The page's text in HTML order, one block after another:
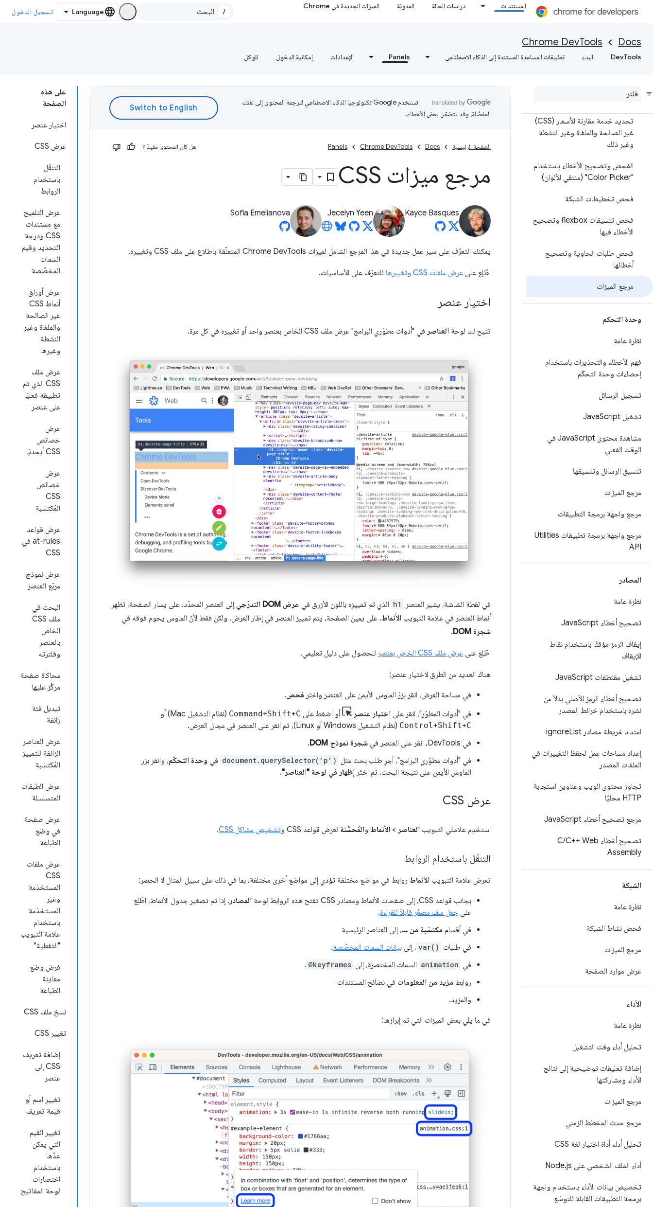
المستندات دراسات الحالة المدونة الميزات الجديدة في Chrome
/ تسجيل الدخول
Docs
Chrome DevTools
DevTools البدء تطبيقات المساعدة المستندة إلى الذكاء الاصطناعي Panels الإعدادات إمكانية الدخول للوكل
العناصر
نظرة عامة
نموذج كائن المستند (DOM)
عرض CSS وتغييره
تحديد خدمة مقارنة الأسعار (CSS)
غير الصالحة والملغاة وغير النشطة
وغير ذلك
الفحص وتصحيح الأخطاء باستخدام
"Color Picker" (منتقي الألوان)
فحص تخطيطات الشبكة
فحص تنسيقات flexbox وتصحيح
الأخطاء فيها
فحص طلبات الحاوية وتصحيح
أخطائها
مرجع الميزات
وحدة التحكم
نظرة عامة
فهم الأخطاء والتحذيرات باستخدام
إحصاءات وحدة التحكّم
تسجيل الرسائل
تشغيل Java Script
مشاهدة محتوى Java
Script في
الوقت الفعلي
تنسيق الرسائل وتنسيقها
مرجع الميزات
مرجع واجهة برمجة التطبيقات
مرجع واجهة برمجة تطبيقات Utilities
API
المصادر
نظرة عامة
تصحيح أخطاء Java Script
إيقاف الرمز مؤقتًا باستخدام نقاط
الإيقاف
تشغيل مقتطفات Java Script
تصحيح أخطاء الرمز الأصلي بدلاً من
نشره باستخدام خرائط المصدر
امتداد خريطة مصادر ignore List
إعداد مساحات عمل لحفظ التغييرات في
الملفات المصدر
تجاوز محتوى الويب وعناوين استجابة
HTTP محليًا
مرجع تصحيح أخطاء Java Script
تصحيح أخطاء C /C++ Web
Assembly
الشبكة
نظرة عامة
فحص نشاط الشبكة
مرجع الميزات
عرض موارد الصفحة
الأداء
نظرة عامة
تحليل أداء وقت التشغيل
إضافة تعليقات توضيحية إلى نتائج
الأداء ومشاركتها
مرجع الميزات
مرجع حدث المخطط الزمني
تحليل أداء أداة اختيار لغة CSS
أداء الملف الشخصي على Node .js
تخصيص بيانات الأداء باستخدام واجهة
برمجة التطبيقات القابلة للتوسّع
على هذه
الصفحة
اختيار عنصر
عرض CSS
التنقّل
باستخدام
الروابط
عرض التلميح
مع مستندات
CSS ودرجة
التحديد وقيم
السمات
المخصّصة
عرض أوراق
أنماط CSS
غير الصالحة
والملغاة وغير
النشطة
وغيرها
عرض ملف
CSS الذي تم
تطبيقه فعليًا
على عنصر
عرض
خصائص
CSS أبجديًا
عرض
خصائص
CSS
المُكتسَبة
عرض قواعد
at-rules في
CSS
عرض نموذج
مربّع العنصر
البحث في
ملف CSS
الخاص
بالعنصر
وفلترته
محاكاة صفحة
مركَّز عليها
تبديل فئة
زائفة
عرض العناصر
الزائفة للتمييز
المُكتسَبة
عرض الطبقات
المتسلسلة
عرض صفحة
في وضع
الطباعة
عرض ملفات
CSS
المستخدَمة
وغير
المستخدَمة
باستخدام
علامة التبويب
"التغطية"
فرض وضع
معاينة
الطباعة
نسخ ملف CSS
تغيير CSS
إضافة تعريف
CSS إلى
عنصر
تغيير اسم أو
قيمة تعريف
تغيير القيم
التي يمكن
عدّها
باستخدام
اختصارات
لوحة المفاتيح
تستخدم Google تكنولوجيا الذكاء الاصطناعي لترجمة المحتوى إلى لغتك
المفضّلة، وقد تتضمّن بعض الأخطاء.
الصفحة الرئيسية Docs
Chrome DevTools
Panels هل كان المحتوى مفيدًا؟
مرجع ميزات CSS
Kayce Basques
Jecelyn Yeen
Sofia Emelianova
يمكنك التعرّف على سير عمل جديدة في هذا المرجع الشامل لميزات Chrome DevTools المتعلّقة باطلاع على ملف CSS وتغييره.
اطّلِع على عرض ملفات CSS وتغييرها للتعرّف على الأساسيات.
اختيار عنصر
تتيح لك لوحة العناصر في "أدوات مطوّري البرامج" عرض ملف CSS الخاص بعنصر واحد أو تغييره في كل مرة.
في لقطة الشاشة، يشير العنصر h1 الذي تم تمييزه باللون الأزرق في عرض DOM التدرّجي
إلى العنصر المحدّد. على يسار الصفحة، تظهر
أنماط العنصر في علامة التبويب الأنماط. على يمين الصفحة، يتم تمييز العنصر في إطار العرض، ولكن فقط لأنّ الماوس يحوم فوقه في
شجرة DOM
.
اطّلِع على عرض ملف CSS الخاص بعنصر للحصول على دليل تعليمي.
هناك العديد من الطرق لاختيار عنصر:
في مساحة العرض، انقر بزرّ الماوس الأيمن على العنصر واختَر فحص.
في "أدوات المطوّر"، انقر على اختيار عنصر أو اضغط على Command+Shift+C (نظام التشغيل Mac) أو
Control+Shift+C
(نظام التشغيل Windows أو Linux)، ثم انقر على العنصر في مجال العرض.
في DevTools، انقر على العنصر في
شجرة نموذج DOM
.
في "أدوات مطوّري البرامج"، أجرِ طلب بحث مثل document.querySelector('p') في وحدة التحكّم، وانقر بزر
الماوس الأيمن على نتيجة البحث، ثم اختَر إظهار في لوحة "العناصر".
عرض CSS
استخدِم علامتَي التبويب العناصر > الأنماط والمُحسَّنة لعرض قواعد CSS و تشخيص مشاكل CSS .
التنقّل باستخدام الروابط
تعرض علامة التبويب الأنماط روابط في مواضع مختلفة تؤدي إلى مواضع أخرى مختلفة، بما في ذلك على سبيل المثال لا الحصر:
بجانب قواعد CSS، إلى صفحات الأنماط ومصادر CSS تفتح هذه الروابط لوحة المصادر . إذا تم تصغير جدول الأنماط، اطّلِع
على جعل ملف مصغّر قابلاً للقراءة.
في أقسام مكتسَبة من ...، إلى العناصر الرئيسية
في طلبات var() ، إلى بيانات السمات المخصّصة.
في animation السمات المختصرة، إلى @keyframes
.
روابط مزيد من المعلومات في نصائح المستندات
والمزيد.
في ما يلي بعض الميزات التي تم إبرازها: